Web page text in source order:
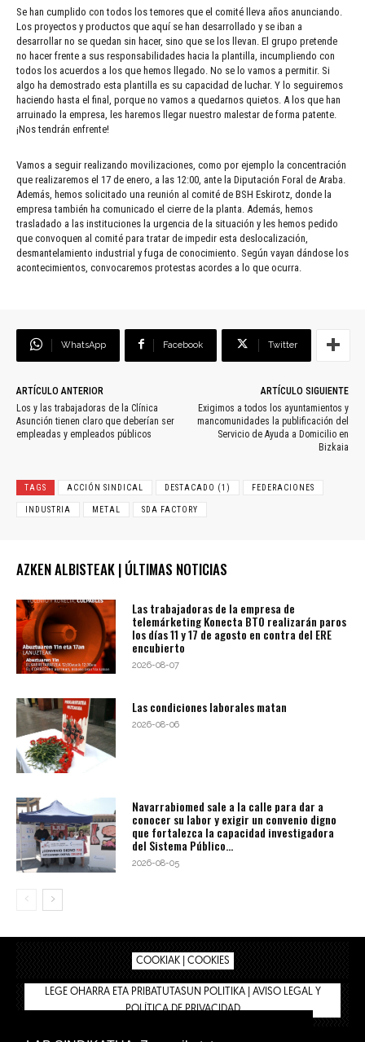
Se han cumplido con todos los temores que el comité lleva años anunciando.
Los proyectos y productos que aquí se han desarrollado y se iban a
desarrollar no se quedan sin hacer, sino que se los llevan. El grupo pretende
no hacer frente a sus responsabilidades hacia la plantilla, incumpliendo con
todos los acuerdos a los que hemos llegado. No se lo vamos a permitir. Si
algo ha demostrado esta plantilla es su capacidad de luchar. Y lo seguiremos
haciendo hasta el final, porque no vamos a quedarnos quietos. A los que han
arruinado la empresa, les haremos llegar nuestro malestar de forma patente.
¡Nos tendrán enfrente!
Vamos a seguir realizando movilizaciones, como por ejemplo la concentración
que realizaremos el 17 de enero, a las 12:00, ante la Diputación Foral de Araba.
Además, hemos solicitado una reunión al comité de BSH Eskirotz, donde la
empresa también ha comunicado el cierre de la planta. Además, hemos
trasladado a las instituciones la urgencia de la situación y les hemos pedido
que convoquen al comité para tratar de impedir esta deslocalización,
desmantelamiento industrial y fuga de conocimiento. Según vayan dándose los
acontecimientos, convocaremos protestas acordes a lo que ocurra.
WhatsApp Facebook Twitter
ARTÍCULO ANTERIOR
Los y las trabajadoras de la Clínica
Asunción tienen claro que deberían ser
empleadas y empleados públicos
ARTÍCULO SIGUIENTE
Exigimos a todos los ayuntamientos y
mancomunidades la publificación del
Servicio de Ayuda a Domicilio en
Bizkaia
TAGS ACCIÓN SINDICAL DESTACADO (1) FEDERACIONES
INDUSTRIA METAL SDA FACTORY
AZKEN ALBISTEAK | ÚLTIMAS NOTICIAS
Las trabajadoras de la empresa de
telemárketing Konecta BTO realizarán paros
los días 11 y 17 de agosto en contra del ERE
encubierto
2026-08-07
Las condiciones laborales matan
2026-08-06
Navarrabiomed sale a la calle para dar a
conocer su labor y exigir un convenio digno
que fortalezca la capacidad investigadora
del Sistema Público...
2026-08-05
COOKIAK | COOKIES
LEGE OHARRA ETA PRIBATUTASUN POLITIKA | AVISO LEGAL Y
POLÍTICA DE PRIVACIDAD